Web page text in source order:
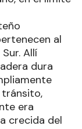
al
Allí
dura
era
crecida del